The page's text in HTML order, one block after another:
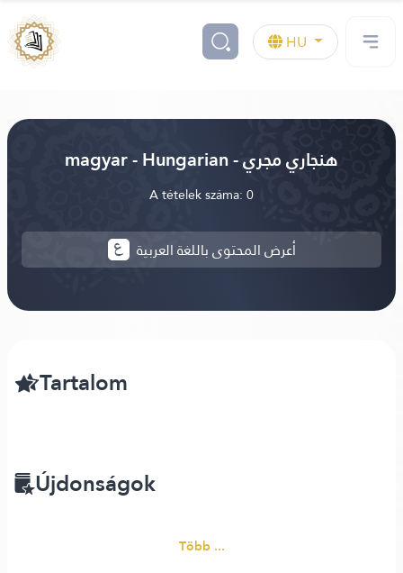
HU
magyar - Hungarian - هنجاري مجري
A tételek száma: 0
أعرض المحتوى باللغة العربية
Tartalom
Újdonságok
Több ...